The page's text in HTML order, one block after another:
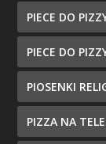
PIECE DO
PIECE DO
PIOSENKI
PIZZA NA